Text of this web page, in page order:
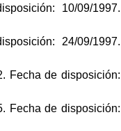
10/09/1997.
24/09/1997.
Fecha de disposición:
Fecha de disposición: